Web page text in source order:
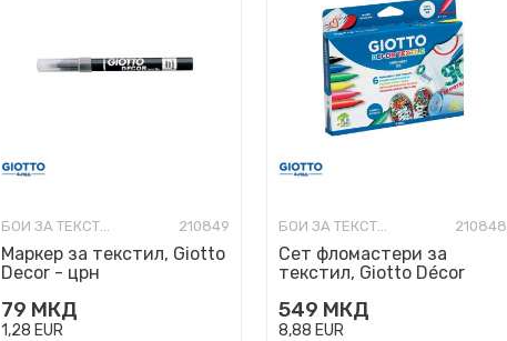
БОИ ЗА ТЕКСТИЛ 210849
Маркер за текстил, Giotto
Decor - црн
79 МКД
1,28 EUR
БОИ ЗА ТЕКСТИЛ 210848
Сет фломастери за
текстил, Giotto Décor
549 МКД
8,88 EUR